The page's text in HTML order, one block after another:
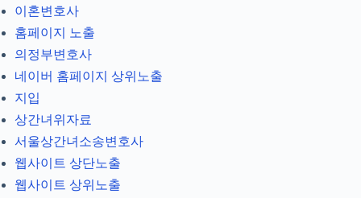
이혼변호사
홈페이지 노출
의정부변호사
네이버 홈페이지 상위노출
지입
상간녀위자료
서울상간녀소송변호사
웹사이트 상단노출
웹사이트 상위노출